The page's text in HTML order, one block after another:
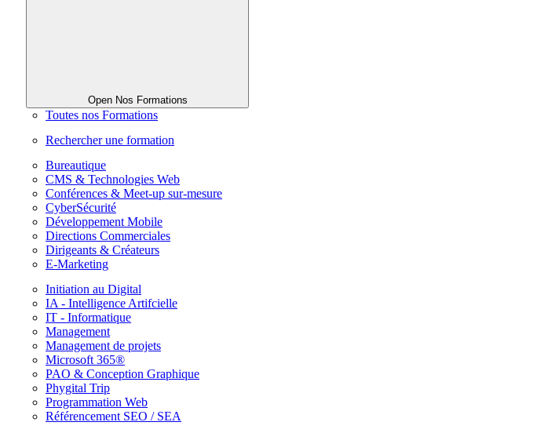
Open Nos Formations
Toutes nos Formations
Rechercher une formation
Bureautique
CMS & Technologies Web
Conférences & Meet-up sur-mesure
CyberSécurité
Développement Mobile
Directions Commerciales
Dirigeants & Créateurs
E-Marketing
Initiation au Digital
IA - Intelligence Artifcielle
IT - Informatique
Management
Management de projets
Microsoft 365®
PAO & Conception Graphique
Phygital Trip
Programmation Web
Référencement SEO / SEA